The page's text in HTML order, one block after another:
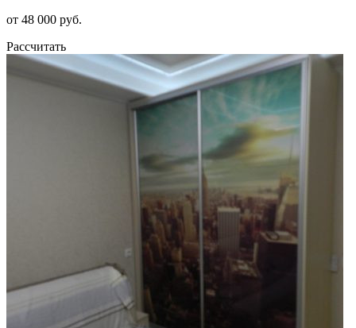
от 48 000 руб.
Рассчитать